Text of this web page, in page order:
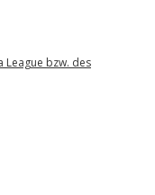
League bzw. des